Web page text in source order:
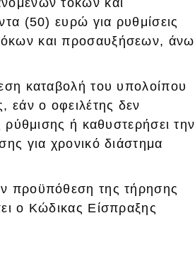
(50) ευρώ για ρυθμίσεις
και προσαυξήσεων, άνω
καταβολή του υπολοίπου
εάν ο οφειλέτης δεν
ρύθμισης ή καθυστερήσει την
για χρονικό διάστημα
προϋπόθεση της τήρησης
ο Κώδικας Είσπραξης